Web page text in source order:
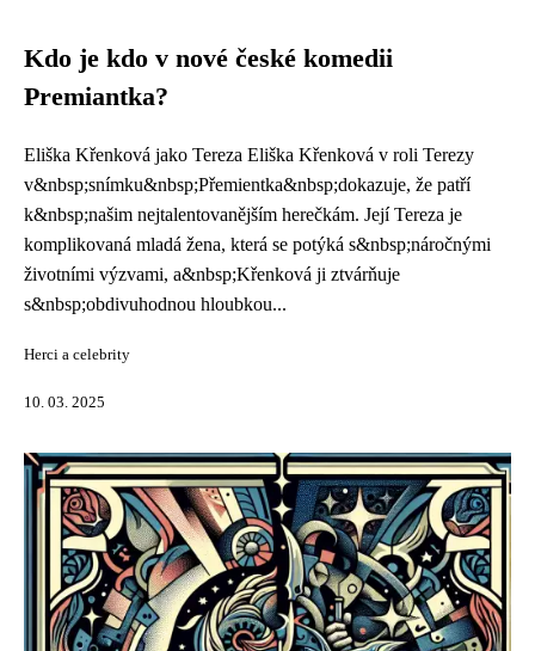
Kdo je kdo v nové české komedii
Premiantka?
Eliška Křenková jako Tereza Eliška Křenková v roli Terezy
v&nbsp;snímku&nbsp;Přemientka&nbsp;dokazuje, že patří
k&nbsp;našim nejtalentovanějším herečkám. Její Tereza je
komplikovaná mladá žena, která se potýká s&nbsp;náročnými
životními výzvami, a&nbsp;Křenková ji ztvárňuje
s&nbsp;obdivuhodnou hloubkou...
Herci a celebrity
10. 03. 2025